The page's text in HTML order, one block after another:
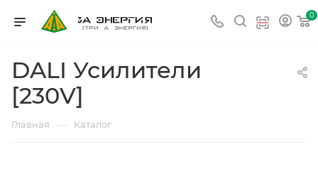
0
DALI Усилители
[230V]
Главная — Каталог